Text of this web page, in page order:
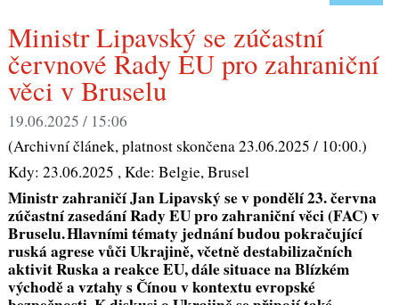
Ministr Lipavský se zúčastní
červnové Rady EU pro zahraniční
věci v Bruselu
19.06.2025 / 15:06
(Archivní článek, platnost skončena 23.06.2025 / 10:00.)
Kdy: 23.06.2025 , Kde: Belgie, Brusel
Ministr zahraničí JanLipavskýse v pondělí 23. června
zúčastní zasedání Rady EU pro zahraniční věci (FAC) v
Bruselu. Hlavními tématy jednání budou pokračující
ruská agrese vůči Ukrajině, včetně destabilizačních
aktivit Ruska a reakce EU, dále situace na Blízkém
východě a vztahy s Čínou v kontextu evropské